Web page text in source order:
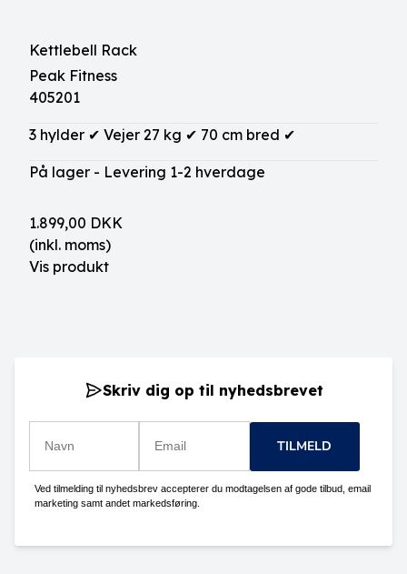
Kettlebell Rack
Peak Fitness
405201
3 hylder ✔ Vejer 27 kg ✔ 70 cm bred ✔
På lager - Levering 1-2 hverdage
1.899,00 DKK
(inkl. moms)
Vis produkt
Skriv dig op til nyhedsbrevet
TILMELD
Ved tilmelding til nyhedsbrev accepterer du modtagelsen af gode tilbud, email
marketing samt andet markedsføring.